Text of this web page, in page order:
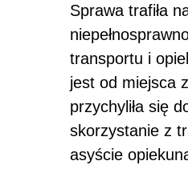
Sprawa trafiła
transportu i
jest od miejsca
przychyliła się
skorzystanie z
asyście